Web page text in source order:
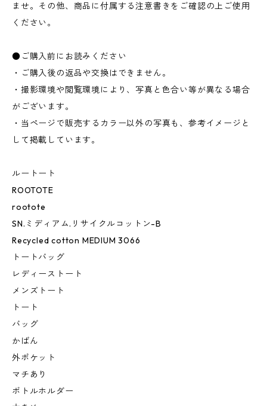
ませ。その他、商品に付属する注意書きをご確認の上ご使用
ください。
●ご購入前にお読みください
・ご購入後の返品や交換はできません。
・撮影環境や閲覧環境により、写真と色合い等が異なる場合
がございます。
・当ページで販売するカラー以外の写真も、参考イメージと
して掲載しています。
ルートート
ROOTOTE
rootote
SN.ミディアム.リサイクルコットン-B
Recycled cotton MEDIUM 3066
トートバッグ
レディーストート
メンズトート
トート
バッグ
かばん
外ポケット
マチあり
ボトルホルダー